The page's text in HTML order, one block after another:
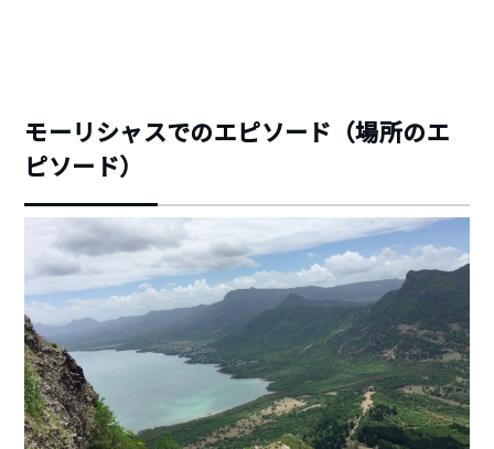
モーリシャスでのエピソード（場所のエ
ピソード）